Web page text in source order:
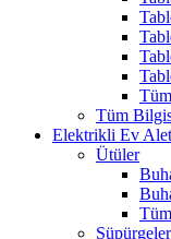
Tüm
Elektrikli Ev
Ütüler
Süpürgeler